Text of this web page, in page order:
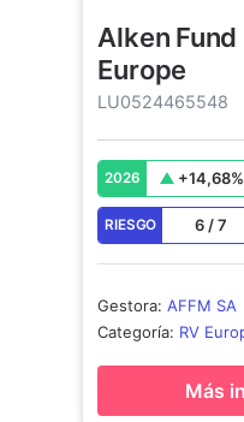
Alken
Europe
LU0524465548
2026 +14,68%
RIESGO 6/7
Gestora:AFFM SA
Categoría: RV
Más